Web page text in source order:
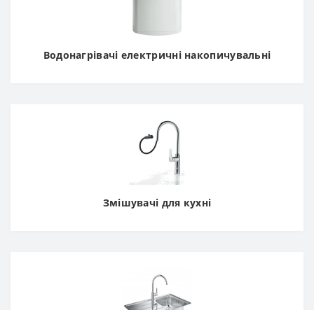
Водонагрівачі електричні накопичувальні
Змішувачі для кухні